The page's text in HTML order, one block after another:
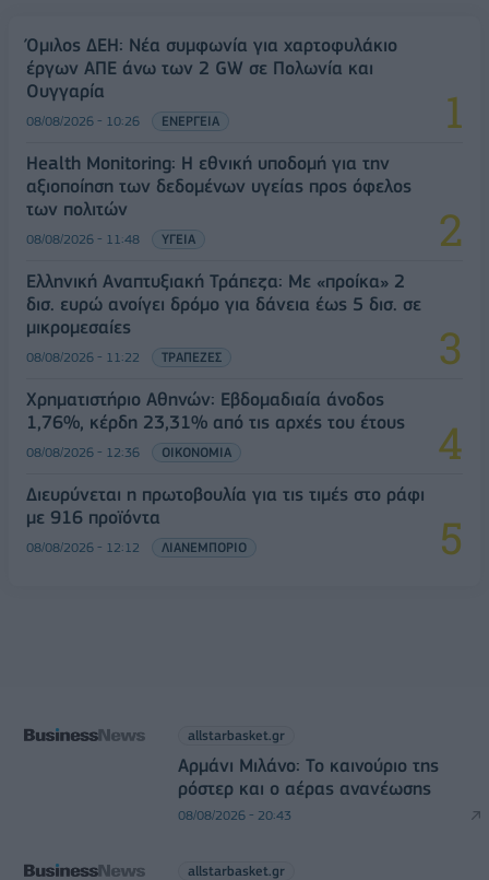
Όμιλος ΔΕΗ: Νέα συμφωνία για χαρτοφυλάκιο
έργων ΑΠΕ άνω των 2 GW σε Πολωνία και
Ουγγαρία
08/08/2026 - 10:26 ΕΝΕΡΓΕΙΑ
Health Monitoring: Η εθνική υποδομή για την
αξιοποίηση των δεδομένων υγείας προς όφελος
των πολιτών
08/08/2026 - 11:48 ΥΓΕΙΑ
Ελληνική Αναπτυξιακή Τράπεζα: Με «προίκα» 2
δισ. ευρώ ανοίγει δρόμο για δάνεια έως 5 δισ. σε
μικρομεσαίες
08/08/2026 - 11:22 ΤΡΑΠΕΖΕΣ
Χρηματιστήριο Αθηνών: Εβδομαδιαία άνοδος
1,76%, κέρδη 23,31% από τις αρχές του έτους
08/08/2026 - 12:36 ΟΙΚΟΝΟΜΙΑ
Διευρύνεται η πρωτοβουλία για τις τιμές στο ράφι
με 916 προϊόντα
08/08/2026 - 12:12 ΛΙΑΝΕΜΠΟΡΙΟ
allstarbasket.gr
Αρμάνι Μιλάνο: Το καινούριο της
ρόστερ και ο αέρας ανανέωσης
08/08/2026 - 20:43
allstarbasket.gr